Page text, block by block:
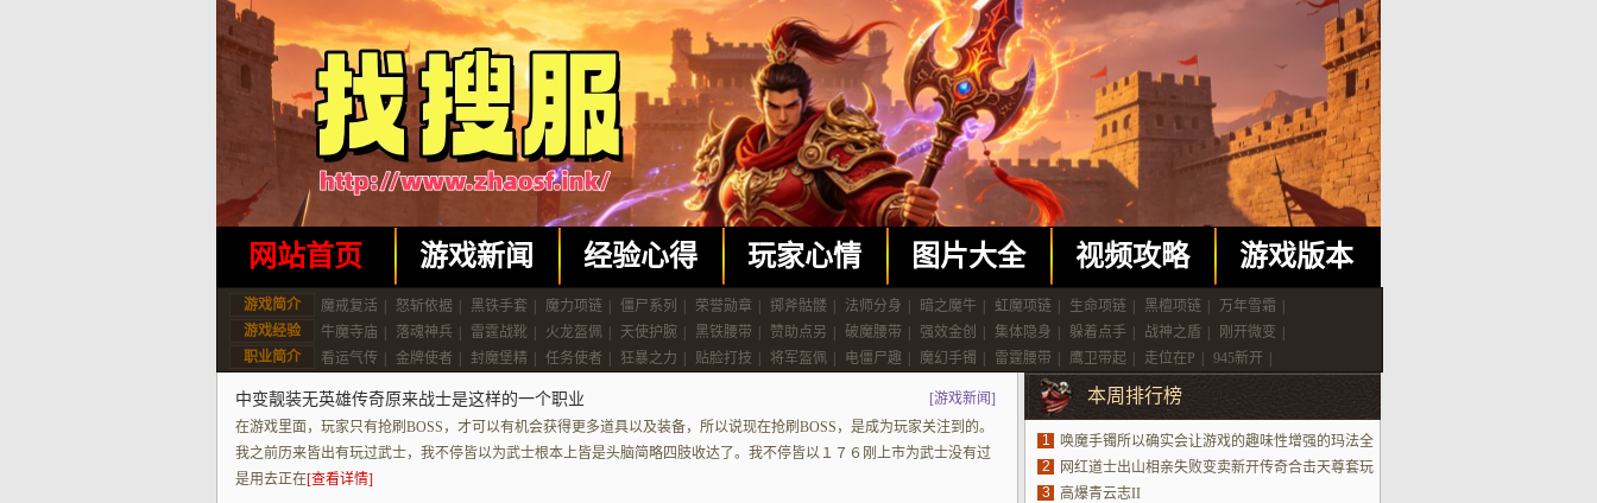
网站首页 游戏新闻 经验心得 玩家心情 图片大全 视频攻略 游戏版本
游戏简介 魔戒复活 怒斩依据 黑铁手套 魔力项链 僵尸系列 荣誉勋章 掷斧骷髅 法师分身 暗之魔牛 虹魔项链 生命项链 黑檀项链 万年雪霜
游戏经验
牛魔寺庙 落魂神兵 雷霆战靴 火龙盔佩 天使护腕 黑铁腰带 赞助点另 破魔腰带 强效金创 集体隐身 躲着点手 战神之盾 刚开微变
职业简介
看运气传 金牌使者 封魔堡精 任务使者 狂暴之力 贴脸打技 将军盔佩 电僵尸趣 魔幻手镯 雷霆腰带 鹰卫带起 走位在P 945新开
[游戏新闻]
中变靓装无英雄传奇原来战士是这样的一个职业
在游戏里面，玩家只有抢刷BOSS，才可以有机会获得更多道具以及装备，所以说现在抢刷BOSS，是成为玩家关注到的。
我之前历来皆出有玩过武士，我不停皆以为武士根本上皆是头脑简略四肢收达了。我不停皆以１７６刚上市为武士没有过
是用去正在[查看详情]
本周排行榜
1
唤魔手镯所以确实会让游戏的趣味性增强的玛法全
职业手镯故事
2
网红道士出山相亲失败变卖新开传奇合击天尊套玩
家不是本人
3
高爆青云志II